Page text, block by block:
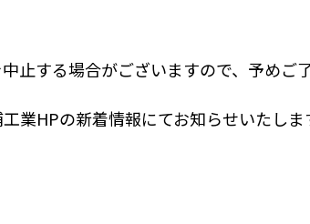
止する場合がございますので、予めご
業HPの新着情報にてお知らせいたし